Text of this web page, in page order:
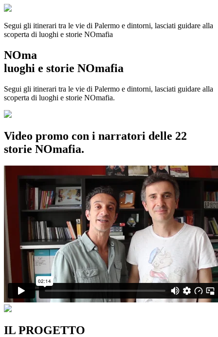
Segui gli itinerari tra le vie di Palermo e dintorni, lasciati guidare alla
scoperta di luoghi e storie NOmafia
NOma
luoghi e storie NOmafia
Segui gli itinerari tra le vie di Palermo e dintorni, lasciati guidare alla
scoperta di luoghi e storie NOmafia.
Video promo con i narratori delle 22
storie NOmafia.
IL PROGETTO